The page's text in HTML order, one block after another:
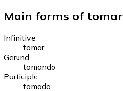
Main forms of tomar
Infinitive
tomar
Gerund
tomando
Participle
tomado